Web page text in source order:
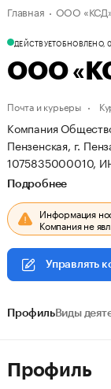
Главная ООО
ДЕЙСТВУЕТОБНОВЛЕНО,
ООО
Почта и курьеры
Компания
Пензенская, г.
1075835000010,
Подробнее
Информация
Компания не
Управлять
ПрофильВиды
Профиль